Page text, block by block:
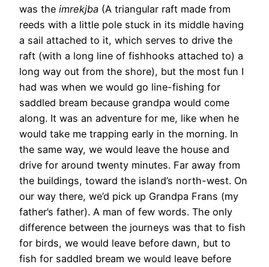
was the imrekjba (A triangular raft made from
reeds with a little pole stuck in its middle having
a sail attached to it, which serves to drive the
raft (with a long line of fishhooks attached to) a
long way out from the shore), but the most fun I
had was when we would go line-fishing for
saddled bream because grandpa would come
along. It was an adventure for me, like when he
would take me trapping early in the morning. In
the same way, we would leave the house and
drive for around twenty minutes. Far away from
the buildings, toward the island’s north-west. On
our way there, we’d pick up Grandpa Frans (my
father’s father). A man of few words. The only
difference between the journeys was that to fish
for birds, we would leave before dawn, but to
fish for saddled bream we would leave before